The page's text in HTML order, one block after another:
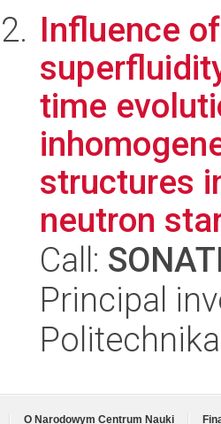
Influence of
time
structures
neutron
Call:
Principal
O Narodowym Centrum Nauki